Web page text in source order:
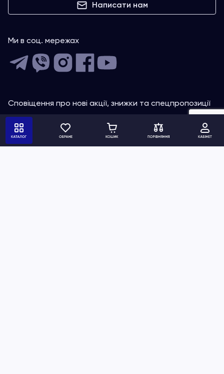
Написати нам
Ми в соц. мережах
Сповіщення про нові акції, знижки та спецпропозиції